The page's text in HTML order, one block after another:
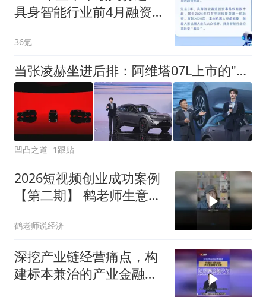
具身智能行业前4月融资
元
36氪
当张凌赫坐进后排：阿维塔07L上市的"流量+定价"双重博弈
凹凸之道 1跟贴
2026短视频创业成功案例
【第二期】 鹤老师生意圈
各行各业同学报喜
鹤老师说经济
深挖产业链经营痛点，构
建标本兼治的产业金融解